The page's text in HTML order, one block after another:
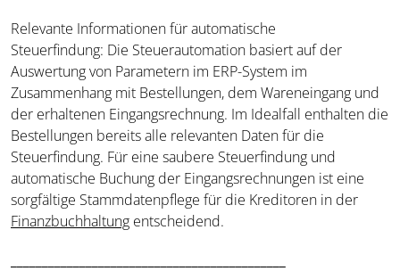
Relevante Informationen für automatische
Steuerfindung: Die Steuerautomation basiert auf der
Auswertung von Parametern im ERP-System im
Zusammenhang mit Bestellungen, dem Wareneingang und
der erhaltenen Eingangsrechnung. Im Idealfall enthalten die
Bestellungen bereits alle relevanten Daten für die
Steuerfindung. Für eine saubere Steuerfindung und
automatische Buchung der Eingangsrechnungen ist eine
sorgfältige Stammdatenpflege für die Kreditoren in der
Finanzbuchhaltung entscheidend.